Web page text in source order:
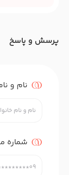
پرسش و پاسخ
نام و
شماره